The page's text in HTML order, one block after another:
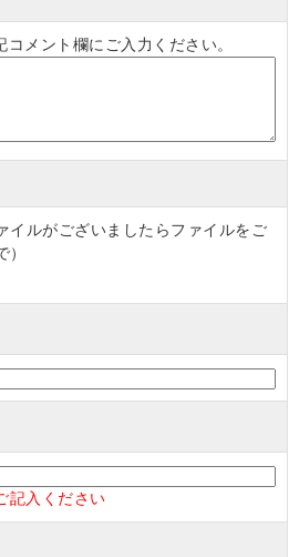
メント欄にご入力ください。
イルがございましたらファイルをご
記入ください